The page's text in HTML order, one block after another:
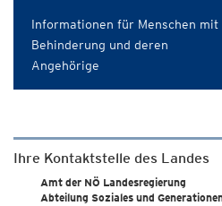
Informationen für Menschen mit
Behinderung und deren
Angehörige
Ihre Kontaktstelle des Landes
Amt der NÖ Landesregierung
Abteilung Soziales und